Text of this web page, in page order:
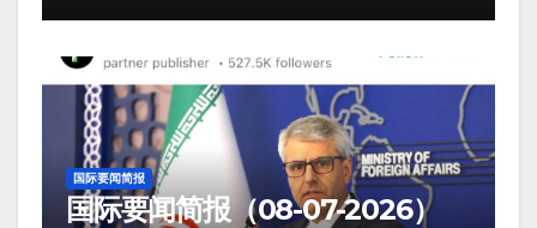
国际要闻简报
国际要闻简报（08-07-2026）